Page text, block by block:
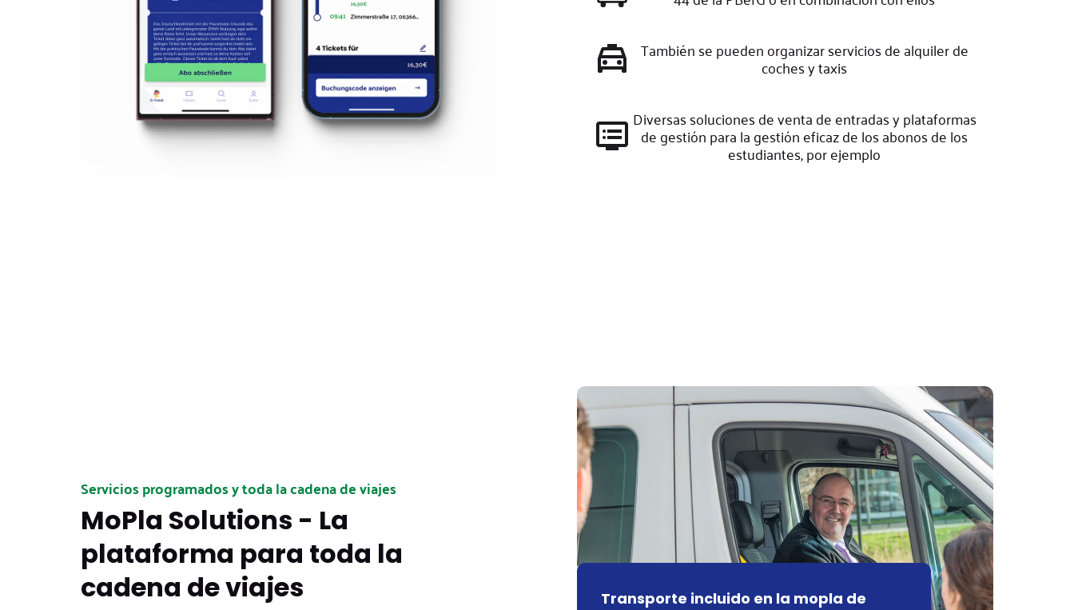
También se pueden organizar servicios de alquiler de
coches y taxis
Diversas soluciones de venta de entradas y plataformas
de gestión para la gestión eficaz de los abonos de los
estudiantes, por ejemplo
Servicios programados y toda la cadena de viajes
MoPla Solutions - La
plataforma para toda la
cadena de viajes
Transporte incluido en la mopla de